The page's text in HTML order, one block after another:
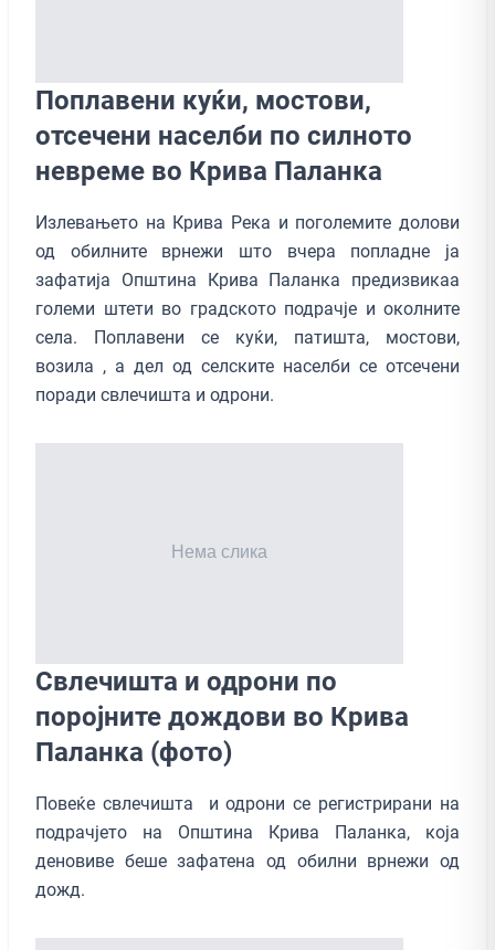
Поплавени куќи, мостови,
отсечени населби по силното
невреме вo Крива Паланка
Излевањето на Крива Река и поголемите долови
од обилните врнeжи што вчера попладне ја
зафатија Општина Крива Паланка предизвикаа
големи штети во градското подрачје и околните
села. Поплавени се куќи, патишта, мостови,
возила , а дел од селските населби се отсечени
поради свлечишта и одрони.
Свлечишта и одрони по
поројните дождови во Крива
Паланка (фото)
Повеќе свлечишта и одрони се регистрирани на
подрачјето на Општина Крива Паланка, која
деновиве беше зафатена од обилни врнежи од
дожд.